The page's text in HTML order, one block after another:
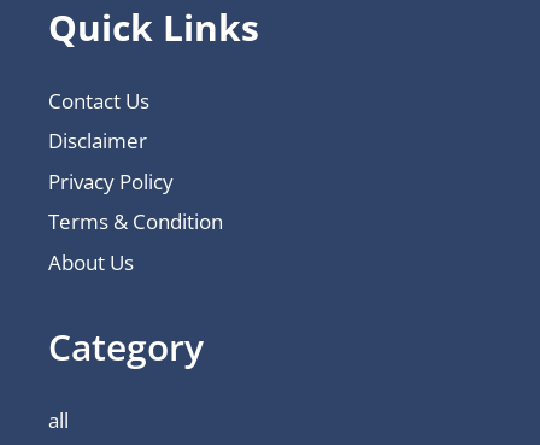
Quick Links
Contact Us
Disclaimer
Privacy Policy
Terms & Condition
About Us
Category
all